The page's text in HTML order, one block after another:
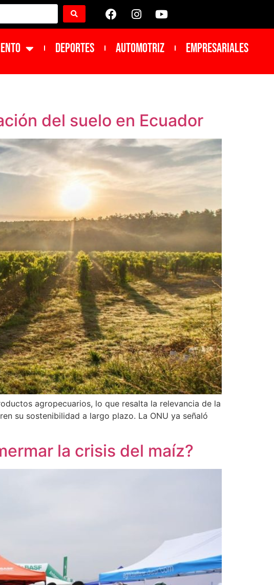
DEPORTES Automotriz Empresariales
del suelo en Ecuador
agropecuarios, lo que resalta la relevancia de la
su sostenibilidad a largo plazo. La ONU ya señaló
la crisis del maíz?